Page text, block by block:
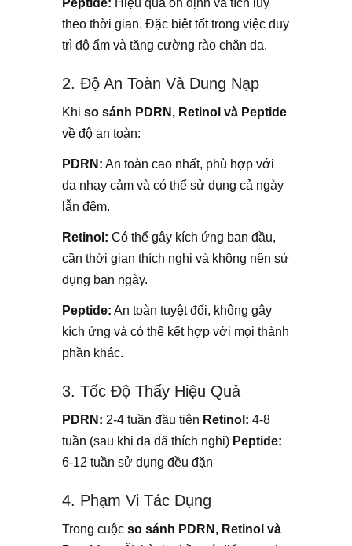
Peptide: Hiệu quả ổn định và tích lũy
theo thời gian. Đặc biệt tốt trong việc duy
trì độ ẩm và tăng cường rào chắn da.
2. Độ An Toàn Và Dung Nạp
Khi so sánh PDRN, Retinol và Peptide
về độ an toàn:
PDRN: An toàn cao nhất, phù hợp với
da nhạy cảm và có thể sử dụng cả ngày
lẫn đêm.
Retinol: Có thể gây kích ứng ban đầu,
cần thời gian thích nghi và không nên sử
dụng ban ngày.
Peptide: An toàn tuyệt đối, không gây
kích ứng và có thể kết hợp với mọi thành
phần khác.
3. Tốc Độ Thấy Hiệu Quả
PDRN: 2-4 tuần đầu tiên Retinol: 4-8
tuần (sau khi da đã thích nghi) Peptide:
6-12 tuần sử dụng đều đặn
4. Phạm Vi Tác Dụng
Trong cuộc so sánh PDRN, Retinol và